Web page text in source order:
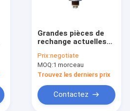
Grandes pièces de
rechange actuelles
de bagues de
transformateur de
porcelaine
d'isolation
Prix:negotiate
MOQ:1 morceau
Trouvez les derniers prix
Contactez